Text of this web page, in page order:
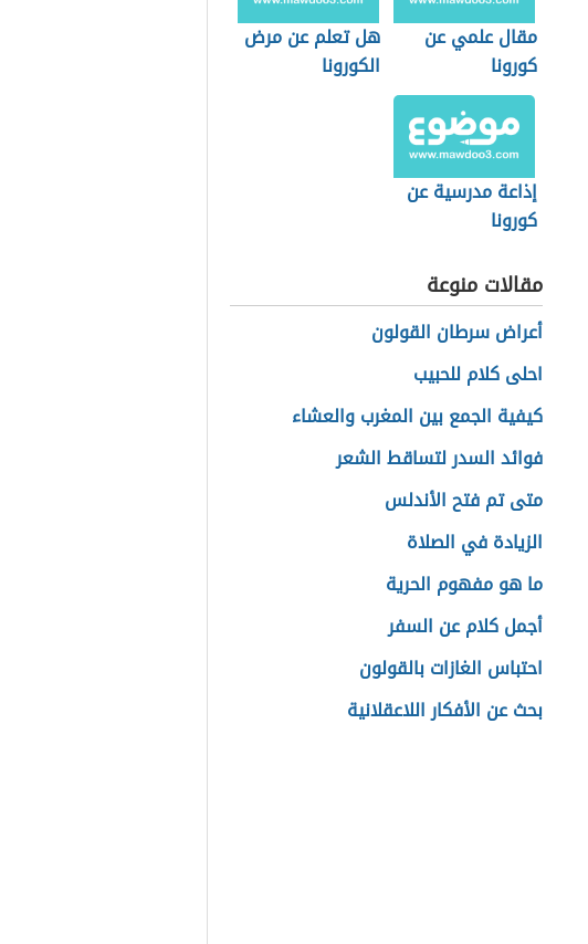
مقال علمي عن
كورونا
هل تعلم عن مرض
الكورونا
إذاعة مدرسية عن
كورونا
مقالات منوعة
أعراض سرطان القولون
احلى كلام للحبيب
كيفية الجمع بين المغرب والعشاء
فوائد السدر لتساقط الشعر
متى تم فتح الأندلس
الزيادة في الصلاة
ما هو مفهوم الحرية
أجمل كلام عن السفر
احتباس الغازات بالقولون
بحث عن الأفكار اللاعقلانية